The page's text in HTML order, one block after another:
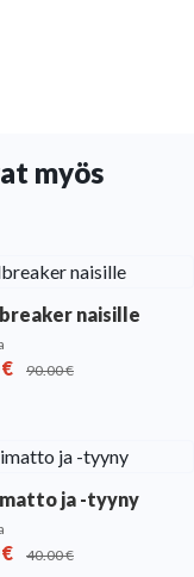
myös
naisille
€ 90.00€
ja -tyyny
€ 40.00€